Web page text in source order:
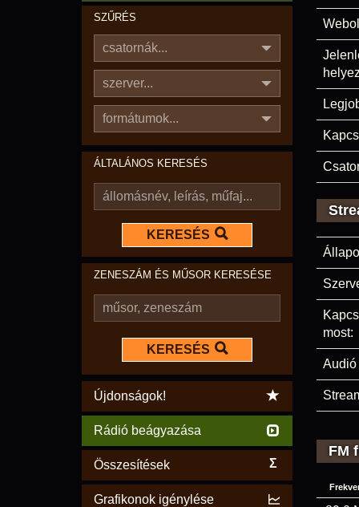
SZŰRÉS
csatornák...
szerver...
formátumok...
ÁLTALÁNOS KERESÉS
KERESÉS
ZENESZÁM ÉS MŰSOR KERESÉSE
KERESÉS
Újdonságok!
Rádió beágyazása
Összesítések Σ
Grafikonok igénylése
most:
Audió
FM